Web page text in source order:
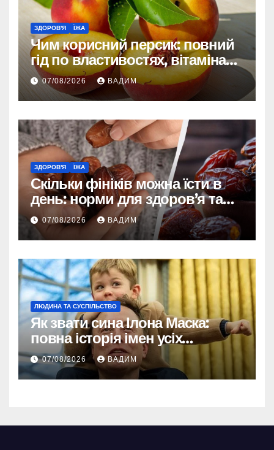
ЗДОРОВ'Я ЇЖА
Чим корисний персик: повний
гід по властивостях, вітамінах і
впливі на організм
07/08/2026 ВАДИМ
ЗДОРОВ'Я ЇЖА
Скільки фініків можна їсти в
день: норми для здоров’я та
енергії
07/08/2026 ВАДИМ
ЛЮДИНА ТА СУСПІЛЬСТВО
Як звати сина Ілона Маска:
повна історія імен усіх
хлопчиків мільярдера
07/08/2026 ВАДИМ